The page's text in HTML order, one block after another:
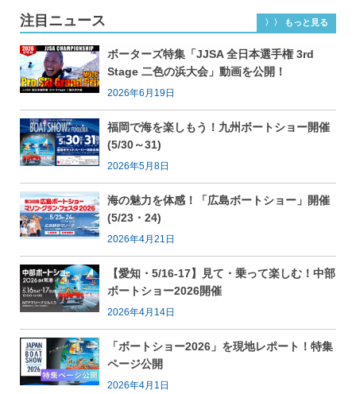
注目ニュース 〉〉 もっと見る
ボーターズ特集「JJSA 全日本選手権 3rd
Stage 二色の浜大会」動画を公開！
2026年6月19日
福岡で海を楽しもう！九州ボートショー開催
(5/30～31)
2026年5月8日
海の魅力を体感！「広島ボートショー」開催
(5/23・24)
2026年4月21日
【愛知・5/16-17】見て・乗って楽しむ！中部
ボートショー2026開催
2026年4月14日
「ボートショー2026」を現地レポート！特集
ページ公開
2026年4月1日